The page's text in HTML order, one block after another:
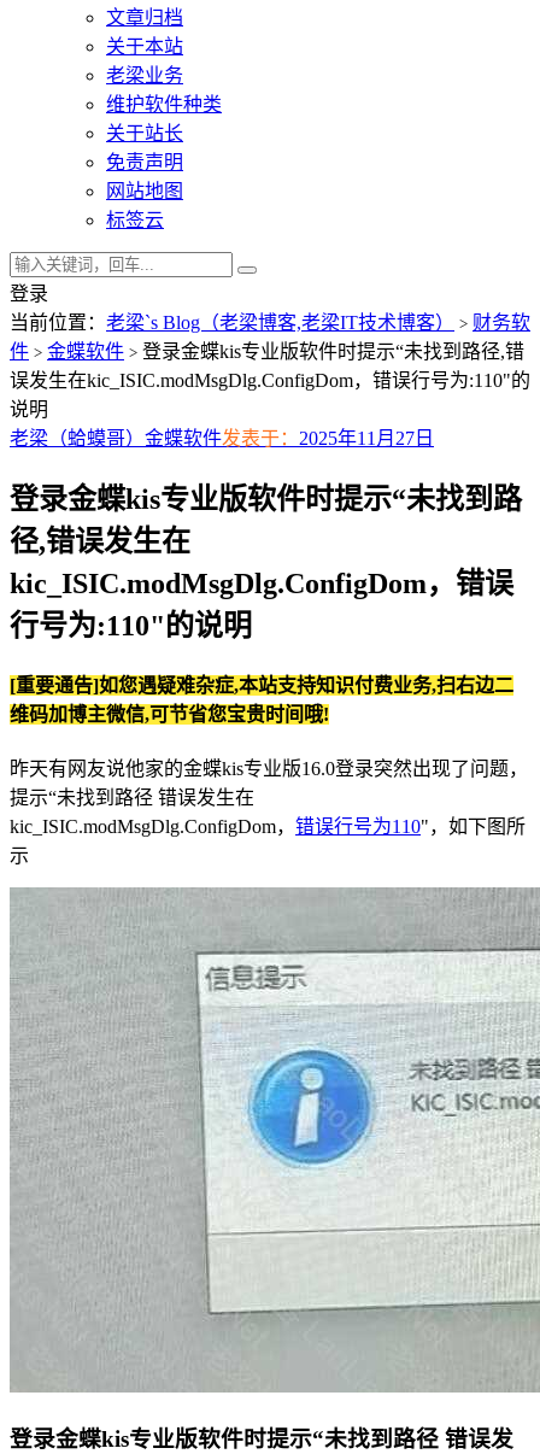
文章归档
关于本站
老梁业务
维护软件种类
关于站长
免责声明
网站地图
标签云
登录
当前位置： 老梁`s Blog（老梁博客,老梁IT技术博客） > 财务软
件 > 金蝶软件 > 登录金蝶kis专业版软件时提示“未找到路径,错
误发生在kic_ISIC.modMsgDlg.ConfigDom，错误行号为:110"的
说明
老梁（蛤蟆哥） 金蝶软件发表于： 2025年11月27日
登录金蝶kis专业版软件时提示“未找到路
径,错误发生在
kic_ISIC.modMsgDlg.ConfigDom，错误
行号为:110"的说明
[重要通告]如您遇疑难杂症,本站支持知识付费业务,扫右边二
维码加博主微信,可节省您宝贵时间哦!
昨天有网友说他家的金蝶kis专业版16.0登录突然出现了问题，
提示“未找到路径 错误发生在
kic_ISIC.modMsgDlg.ConfigDom， 错误行号为110"，如下图所
示
登录金蝶kis专业版软件时提示“未找到路径 错误发